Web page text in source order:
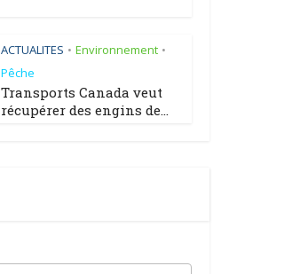
ACTUALITES • Environnement •
Pêche
Transports Canada veut
récupérer des engins de...